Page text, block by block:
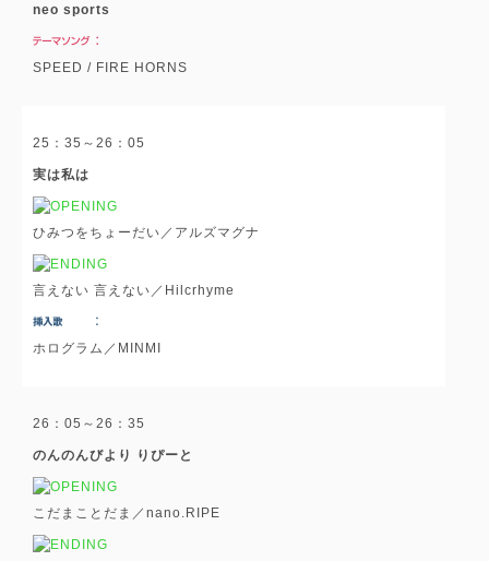
neo sports
SPEED / FIRE HORNS
25：35～26：05
実は私は
ひみつをちょーだい／アルズマグナ
言えない 言えない／Hilcrhyme
ホログラム／MINMI
26：05～26：35
のんのんびより りぴーと
こだまことだま／nano.RIPE